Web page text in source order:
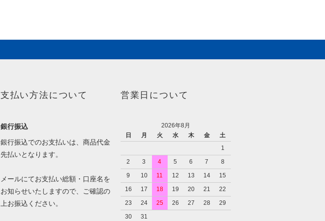
支払い方法について
銀行振込
銀行振込でのお支払いは、商品代金
先払いとなります。
メールにてお支払い総額・口座名を
お知らせいたしますので、ご確認の
上お振込ください。
営業日について
2026年8月
日
月 火 水 木 金
土
1
2
3 4 5 6 7
8
9
10 11 12 13 14
15
16
17 18 19 20 21
22
23
24 25 26 27 28
29
30
31